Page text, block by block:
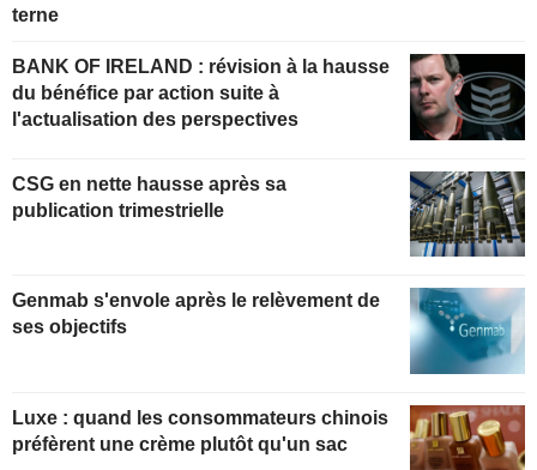
terne
BANK OF IRELAND : révision à la hausse
du bénéfice par action suite à
l'actualisation des perspectives
CSG en nette hausse après sa
publication trimestrielle
Genmab s'envole après le relèvement de
ses objectifs
Luxe : quand les consommateurs chinois
préfèrent une crème plutôt qu'un sac